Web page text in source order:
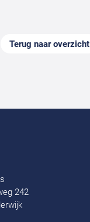
Terug naar overzicht
242